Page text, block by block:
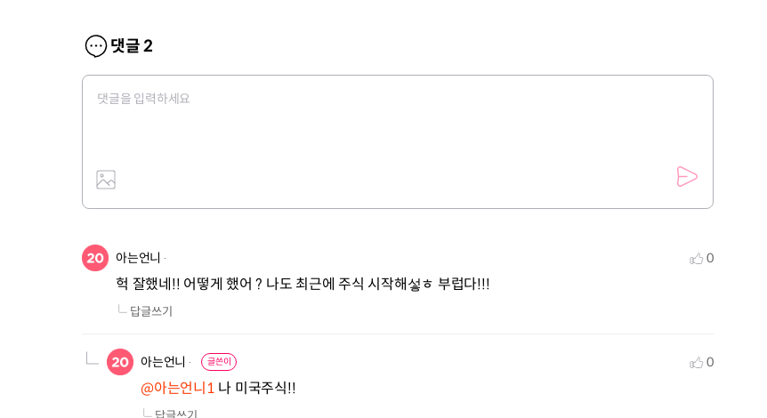
댓글2
아는언니 0
헉 잘했네!! 어떻게 했어 ? 나도 최근에 주식 시작해섷ㅎ 부럽다!!!
답글쓰기
아는언니 글쓴이 0
@아는언니1 나 미국주식!!